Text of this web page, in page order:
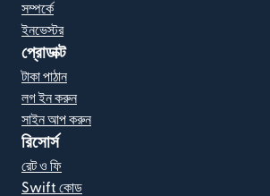
সম্পর্কে
ইনভেস্টর
প্রোডাক্ট
টাকা পাঠান
লগ ইন করুন
সাইন আপ করুন
রিসোর্স
রেট ও ফি
Swift কোড